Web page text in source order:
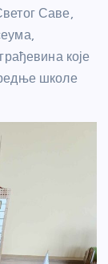
Саве,
које
школе